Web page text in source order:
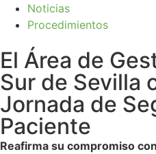
Noticias
Procedimientos
El Área de
Sur de Sevilla
Jornada de
Paciente
Reafirma su compromiso